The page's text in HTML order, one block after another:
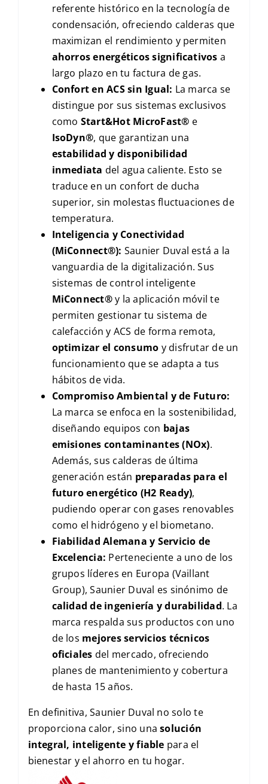
referente histórico en la tecnología de
condensación, ofreciendo calderas que
maximizan el rendimiento y permiten
ahorros energéticos significativos a
largo plazo en tu factura de gas.
Confort en ACS sin Igual: La marca se
distingue por sus sistemas exclusivos
como Start&Hot MicroFast® e
IsoDyn®, que garantizan una
estabilidad y disponibilidad
inmediata del agua caliente. Esto se
traduce en un confort de ducha
superior, sin molestas fluctuaciones de
temperatura.
Inteligencia y Conectividad
(MiConnect®): Saunier Duval está a la
vanguardia de la digitalización. Sus
sistemas de control inteligente
MiConnect®y la aplicación móvil te
permiten gestionar tu sistema de
calefacción y ACS de forma remota,
optimizar el consumo y disfrutar de un
funcionamiento que se adapta a tus
hábitos de vida.
Compromiso Ambiental y de Futuro:
La marca se enfoca en la sostenibilidad,
diseñando equipos con bajas
emisiones contaminantes (NOx).
Además, sus calderas de última
generación están preparadas para el
futuro energético (H2 Ready),
pudiendo operar con gases renovables
como el hidrógeno y el biometano.
Fiabilidad Alemana y Servicio de
Excelencia: Perteneciente a uno de los
grupos líderes en Europa (Vaillant
Group), Saunier Duval es sinónimo de
calidad de ingeniería y durabilidad. La
marca respalda sus productos con uno
de los mejores servicios técnicos
oficiales del mercado, ofreciendo
planes de mantenimiento y cobertura
de hasta 15 años.
En definitiva, Saunier Duval no solo te
proporciona calor, sino unasolución
integral, inteligente y fiable para el
bienestar y el ahorro en tu hogar.